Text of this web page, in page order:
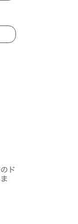
ド